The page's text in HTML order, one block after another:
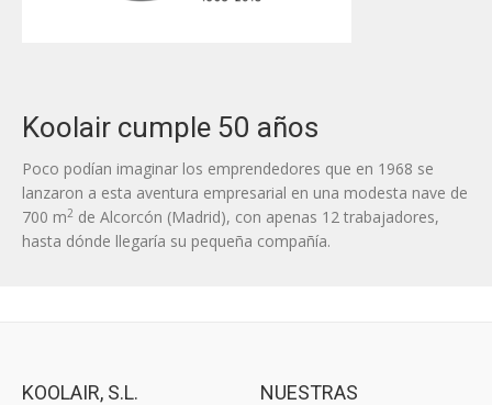
Koolair cumple 50 años
Poco podían imaginar los emprendedores que en 1968 se
lanzaron a esta aventura empresarial en una modesta nave de
700 m2 de Alcorcón (Madrid), con apenas 12 trabajadores,
hasta dónde llegaría su pequeña compañía.
KOOLAIR, S.L.
NUESTRAS